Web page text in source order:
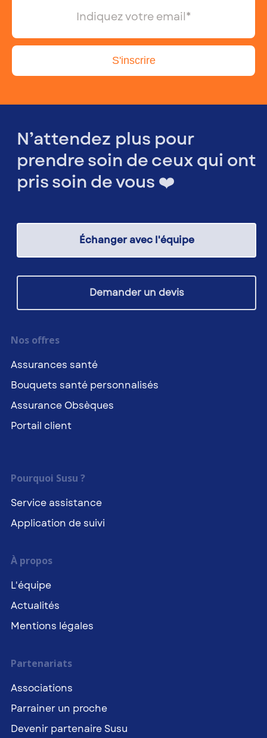
N’attendez plus pour
prendre soin de ceux qui ont
pris soin de vous ❤️
Échanger avec l'équipe
Demander un devis
Nos offres
Assurances santé
Bouquets santé personnalisés
Assurance Obsèques
Portail client
Pourquoi Susu ?
Service assistance
Application de suivi
À propos
L'équipe
Actualités
Mentions légales
Partenariats
Associations
Parrainer un proche
Devenir partenaire Susu